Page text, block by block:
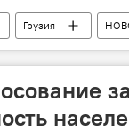
Грузия